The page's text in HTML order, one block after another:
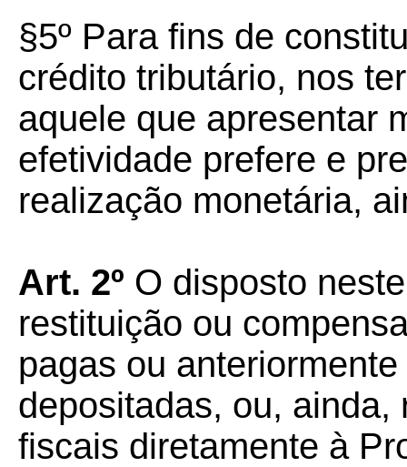
§5º Para fins de
crédito tributário, nos
aquele que apresentar
efetividade prefere e
realização monetária,
Art. 2º O disposto
restituição ou
pagas ou
depositadas, ou,
fiscais diretamente à